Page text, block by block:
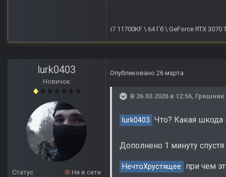
i7 11700KF \ 64 Гб \ GeForce RTX
lurk0403
Новичок
Статус
Не в сети
Опубликовано 26 марта
В 26.03.2026 в 12:56, Грешник
lurk0403 Что? Какая шкода
Дополнено 1 минуту спустя
НечтоХрустящее при чем